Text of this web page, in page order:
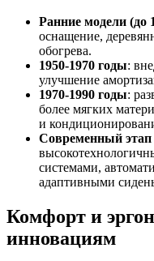
Ранние модели (до
оснащение,
обогрева.
1950-1970 годы:
улучшение
1970-1990 годы:
более мягких
и
Современный этап
системами,
адаптивными
Комфорт и
инновациям